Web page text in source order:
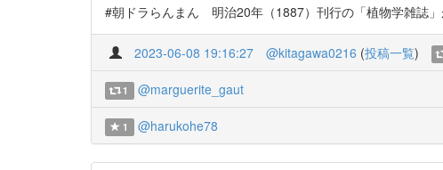
#朝ドラらんまん 明治20年（1887）刊行の「植物学雑誌
2023-06-08 19:16:27 @kitagawa0216 (投稿一覧)
1 @marguerite_gaut
1 @harukohe78